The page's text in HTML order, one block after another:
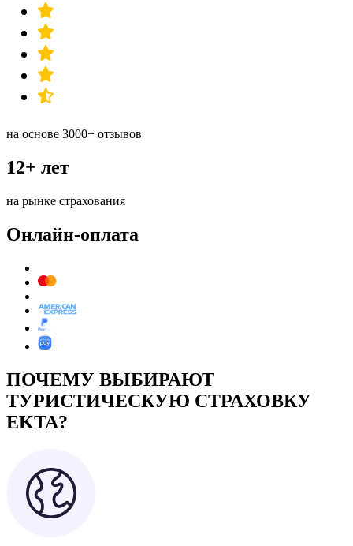
на основе 3000+ отзывов
12+ лет
на рынке страхования
Онлайн-оплата
ПОЧЕМУ ВЫБИРАЮТ
ТУРИСТИЧЕСКУЮ СТРАХОВКУ
EKTA?